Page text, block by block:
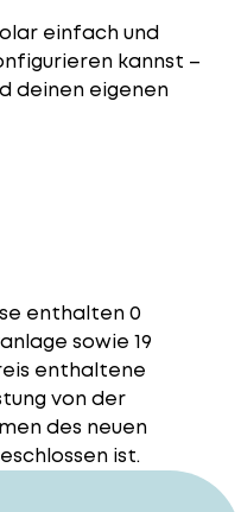
einfach und
kannst –
deinen eigenen
enthalten 0
sowie 19
enthaltene
von der
des neuen
ist.